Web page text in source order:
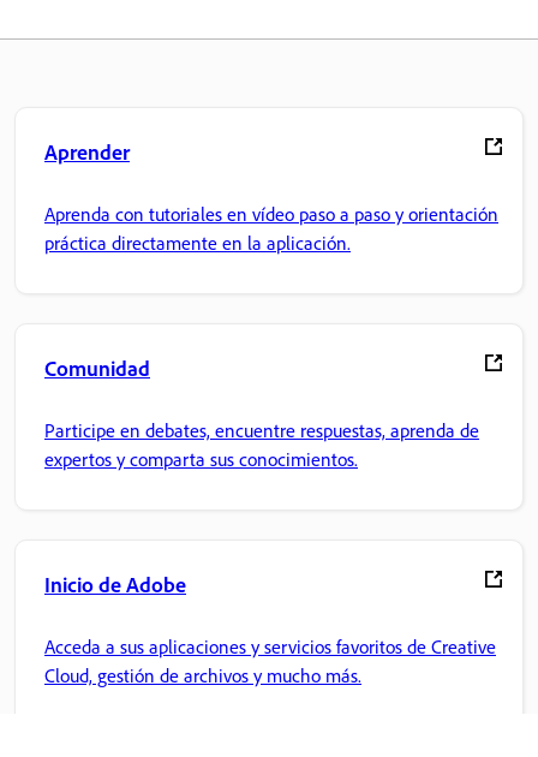
Aprender
Aprenda con tutoriales en vídeo paso a paso y orientación
práctica directamente en la aplicación.
Comunidad
Participe en debates, encuentre respuestas, aprenda de
expertos y comparta sus conocimientos.
Inicio de Adobe
Acceda a sus aplicaciones y servicios favoritos de Creative
Cloud, gestión de archivos y mucho más.